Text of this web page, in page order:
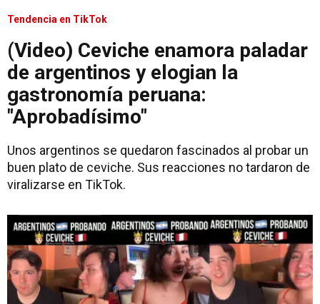
Tendencia en TikTok
(Video) Ceviche enamora paladar
de argentinos y elogian la
gastronomía peruana:
"Aprobadísimo"
Unos argentinos se quedaron fascinados al probar un
buen plato de ceviche. Sus reacciones no tardaron de
viralizarse en TikTok.